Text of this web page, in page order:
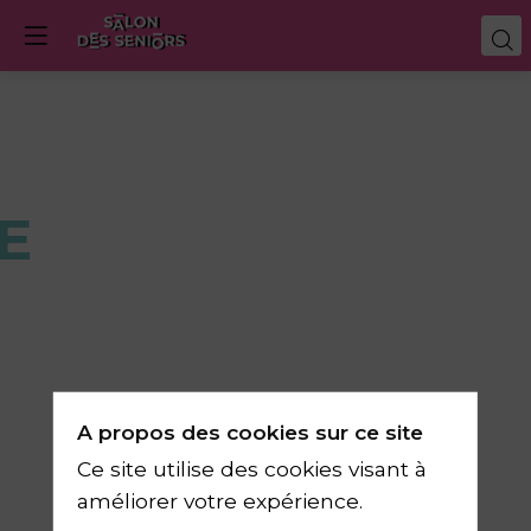
A propos des cookies sur ce site
Ce site utilise des cookies visant à
améliorer votre expérience.